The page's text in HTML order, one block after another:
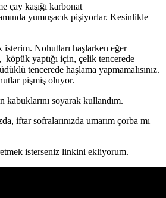
çay kaşığı karbonat
yumuşacık pişiyorlar. Kesinlikle
isterim. Nohutları haşlarken eğer
köpük yaptığı için, çelik tencerede
tencerede haşlama yapmamalısınız.
pişmiş oluyor.
kabuklarını soyarak kullandım.
iftar sofralarınızda umarım çorba mı
isterseniz linkini ekliyorum.